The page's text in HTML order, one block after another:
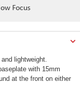
Focus
lightweight.
with 15mm
at the front on either